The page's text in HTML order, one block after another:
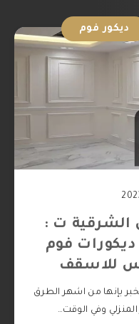
ديكور فوم
الشرقية ت :
معلم ديكورات فوم
للاسقف
بإنها من اشهر الطرق
وفي الوقت…